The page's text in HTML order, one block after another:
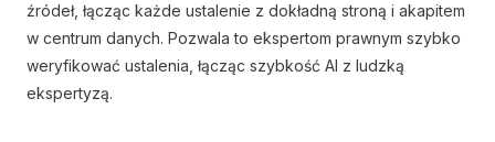
źródeł, łącząc każde ustalenie z dokładną stroną i akapitem
w centrum danych. Pozwala to ekspertom prawnym szybko
weryfikować ustalenia, łącząc szybkość AI z ludzką
ekspertyzą.